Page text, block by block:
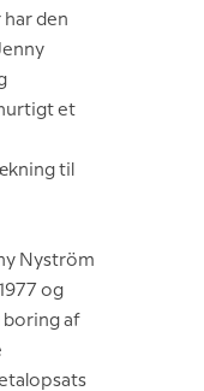
den
et
til
Nyström
og
boring af